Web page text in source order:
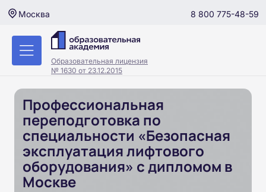
Москва 8 800 775-48-59
Образовательная лицензия
№ 1630 от 23.12.2015
Профессиональная
переподготовка по
специальности «Безопасная
эксплуатация лифтового
оборудования» с дипломом в
Москве